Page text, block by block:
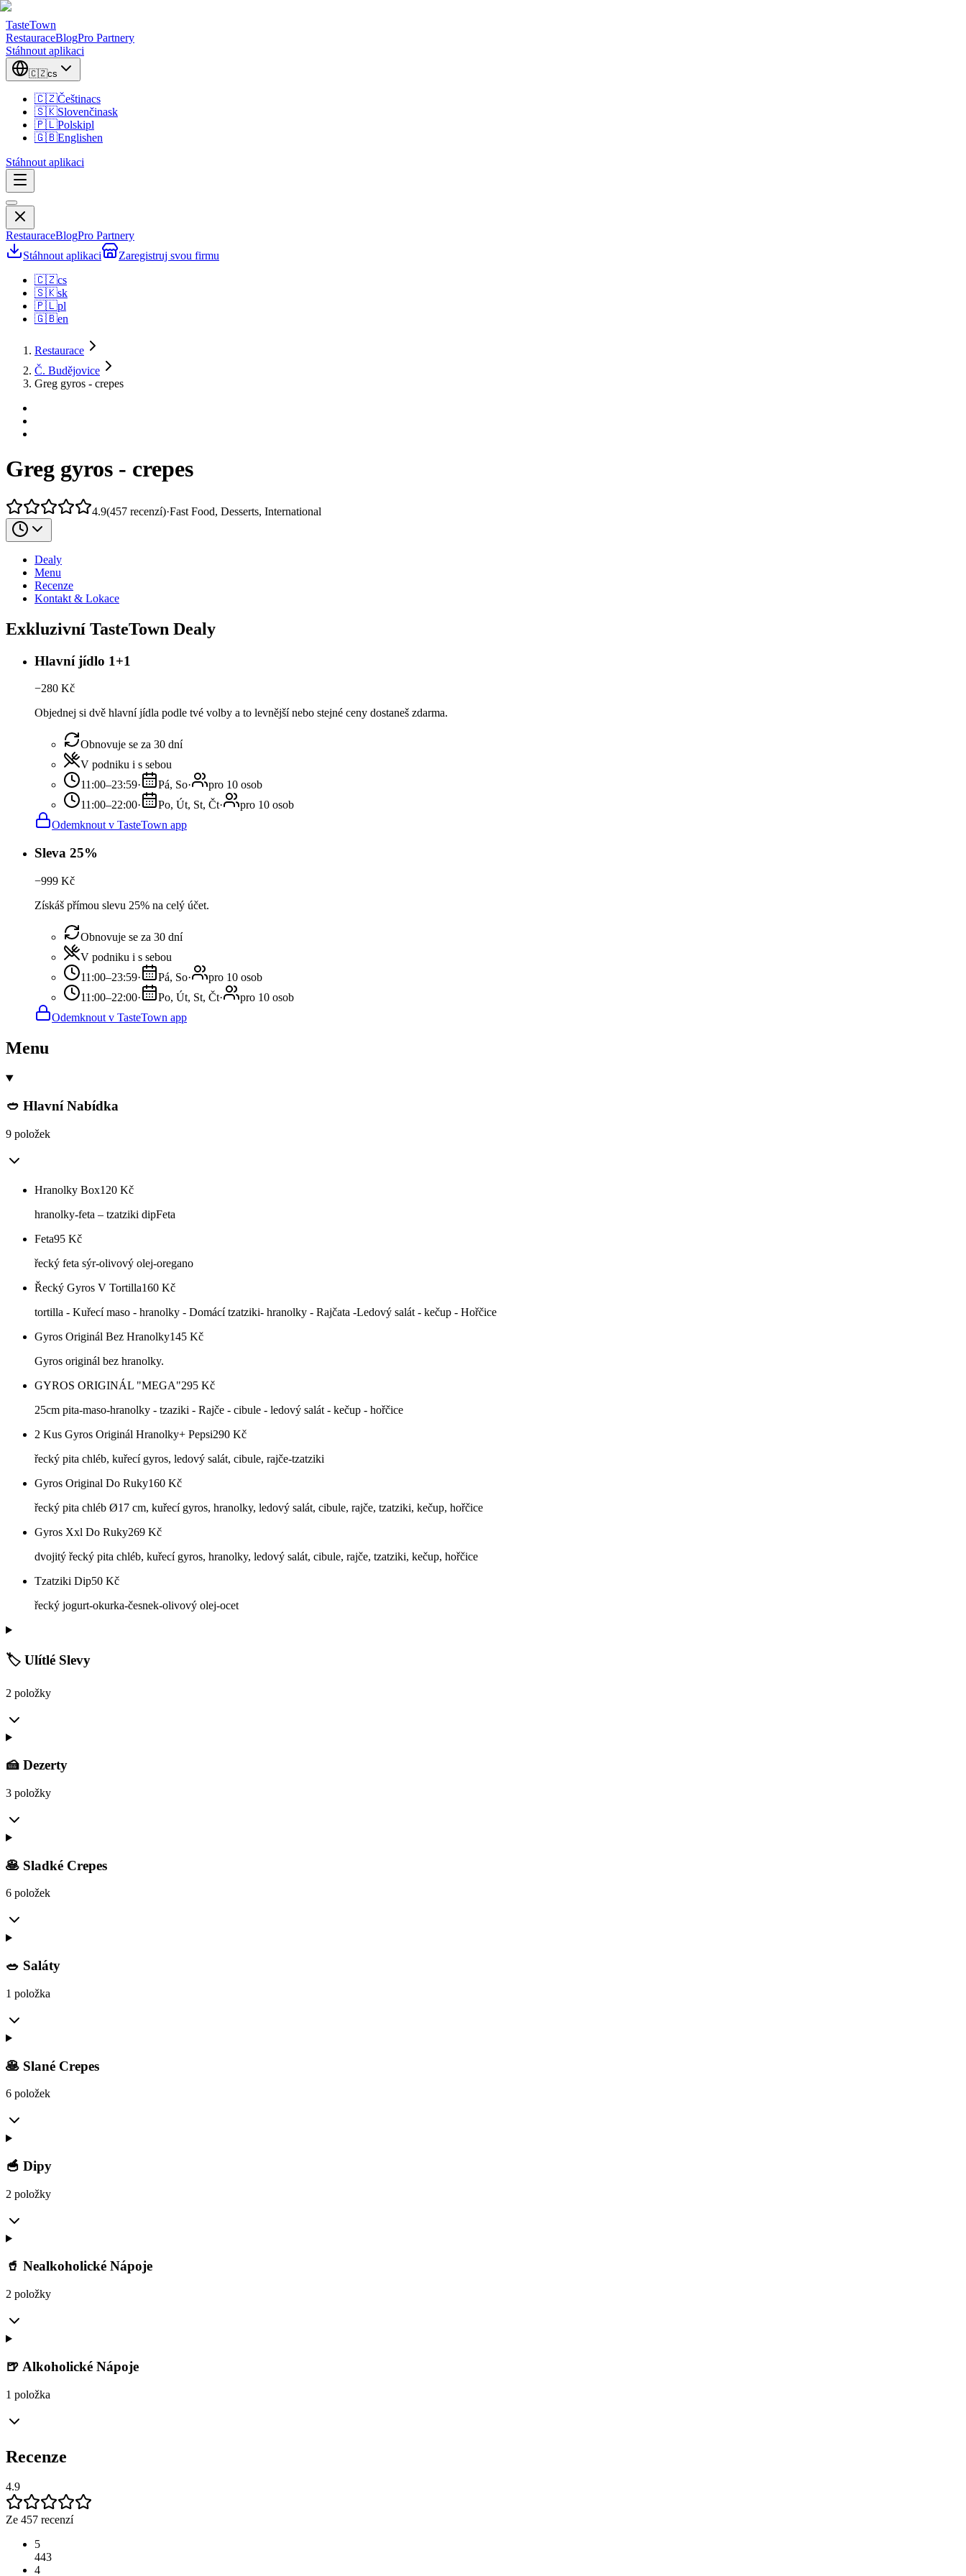
TasteTown
RestauraceBlogPro Partnery
Stáhnout aplikaci
🇨🇿cs
🇨🇿Češtinacs
🇸🇰Slovenčinask
🇵🇱Polskipl
🇬🇧Englishen
Stáhnout aplikaci
RestauraceBlogPro Partnery
Stáhnout aplikaci
Zaregistruj svou firmu
🇨🇿cs
🇸🇰sk
🇵🇱pl
🇬🇧en
Restaurace
Č. Budějovice
Greg gyros - crepes
Greg gyros - crepes
4.9(457 recenzí)·Fast Food, Desserts, International
Dealy
Menu
Recenze
Kontakt & Lokace
Exkluzivní TasteTown Dealy
Hlavní jídlo 1+1
−280 Kč
Objednej si dvě hlavní jídla podle tvé volby a to levnější nebo stejné ceny dostaneš zdarma.
Obnovuje se za 30 dní
V podniku i s sebou
11:00–23:59· Pá, So·
pro 10 osob
11:00–22:00· Po, Út, St, Čt·
pro 10 osob
Odemknout v TasteTown app
Sleva 25%
−999 Kč
Získáš přímou slevu 25% na celý účet.
Obnovuje se za 30 dní
V podniku i s sebou
11:00–23:59· Pá, So·
pro 10 osob
11:00–22:00· Po, Út, St, Čt·
pro 10 osob
Odemknout v TasteTown app
Menu
🥙 Hlavní Nabídka
9 položek
Hranolky Box120 Kč
hranolky-feta – tzatziki dipFeta
Feta95 Kč
řecký feta sýr-olivový olej-oregano
Řecký Gyros V Tortilla160 Kč
tortilla - Kuřecí maso - hranolky - Domácí tzatziki- hranolky - Rajčata -Ledový salát - kečup - Hořčice
Gyros Originál Bez Hranolky145 Kč
Gyros originál bez hranolky.
GYROS ORIGINÁL "MEGA"295 Kč
25cm pita-maso-hranolky - tzaziki - Rajče - cibule - ledový salát - kečup - hořčice
2 Kus Gyros Originál Hranolky+ Pepsi290 Kč
řecký pita chléb, kuřecí gyros, ledový salát, cibule, rajče-tzatziki
Gyros Original Do Ruky160 Kč
řecký pita chléb Ø17 cm, kuřecí gyros, hranolky, ledový salát, cibule, rajče, tzatziki, kečup, hořčice
Gyros Xxl Do Ruky269 Kč
dvojitý řecký pita chléb, kuřecí gyros, hranolky, ledový salát, cibule, rajče, tzatziki, kečup, hořčice
Tzatziki Dip50 Kč
řecký jogurt-okurka-česnek-olivový olej-ocet
🏷️ Ulítlé Slevy
2 položky
🍰 Dezerty
3 položky
🥞 Sladké Crepes
6 položek
🥗 Saláty
1 položka
🥞 Slané Crepes
6 položek
🥣 Dipy
2 položky
🥤 Nealkoholické Nápoje
2 položky
🍺 Alkoholické Nápoje
1 položka
Recenze
4.9
Ze 457 recenzí
5
443
4